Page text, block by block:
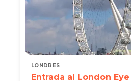
LONDRES
Entrada al London Eye